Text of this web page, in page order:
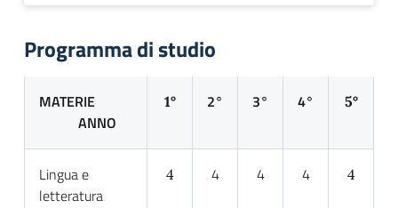
Programma di studio
MATERIE
ANNO
1° 2° 3° 4° 5°
Lingua e
letteratura
4 4 4 4 4